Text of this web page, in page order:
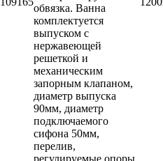
обвязка. Ванна
комплектуется
выпуском с
нержавеющей
решеткой и
механическим
запорным клапаном,
диаметр выпуска
90мм, диаметр
подключаемого
сифона 50мм,
перелив,